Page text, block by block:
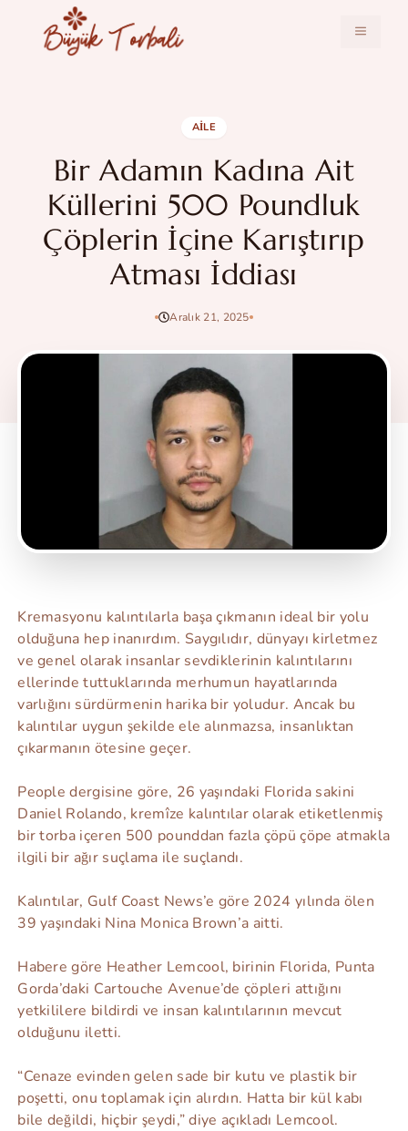
MENÜ
AILE
Bir Adamın Kadına Ait
Küllerini 500 Poundluk
Çöplerin İçine Karıştırıp
Atması İddiası
Aralık 21, 2025
Kremasyonu kalıntılarla başa çıkmanın ideal bir yolu
olduğuna hep inanırdım. Saygılıdır, dünyayı kirletmez
ve genel olarak insanlar sevdiklerinin kalıntılarını
ellerinde tuttuklarında merhumun hayatlarında
varlığını sürdürmenin harika bir yoludur. Ancak bu
kalıntılar uygun şekilde ele alınmazsa, insanlıktan
çıkarmanın ötesine geçer.
People dergisine göre, 26 yaşındaki Florida sakini
Daniel Rolando, kremîze kalıntılar olarak etiketlenmiş
bir torba içeren 500 pounddan fazla çöpü çöpe atmakla
ilgili bir ağır suçlama ile suçlandı.
Kalıntılar, Gulf Coast News’e göre 2024 yılında ölen
39 yaşındaki Nina Monica Brown’a aitti.
Habere göre Heather Lemcool, birinin Florida, Punta
Gorda’daki Cartouche Avenue’de çöpleri attığını
yetkililere bildirdi ve insan kalıntılarının mevcut
olduğunu iletti.
“Cenaze evinden gelen sade bir kutu ve plastik bir
poşetti, onu toplamak için alırdın. Hatta bir kül kabı
bile değildi, hiçbir şeydi,” diye açıkladı Lemcool.